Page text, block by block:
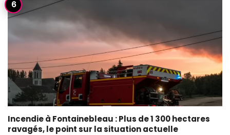
Incendie à Fontainebleau : Plus de 1 300 hectares
ravagés, le point sur la situation actuelle